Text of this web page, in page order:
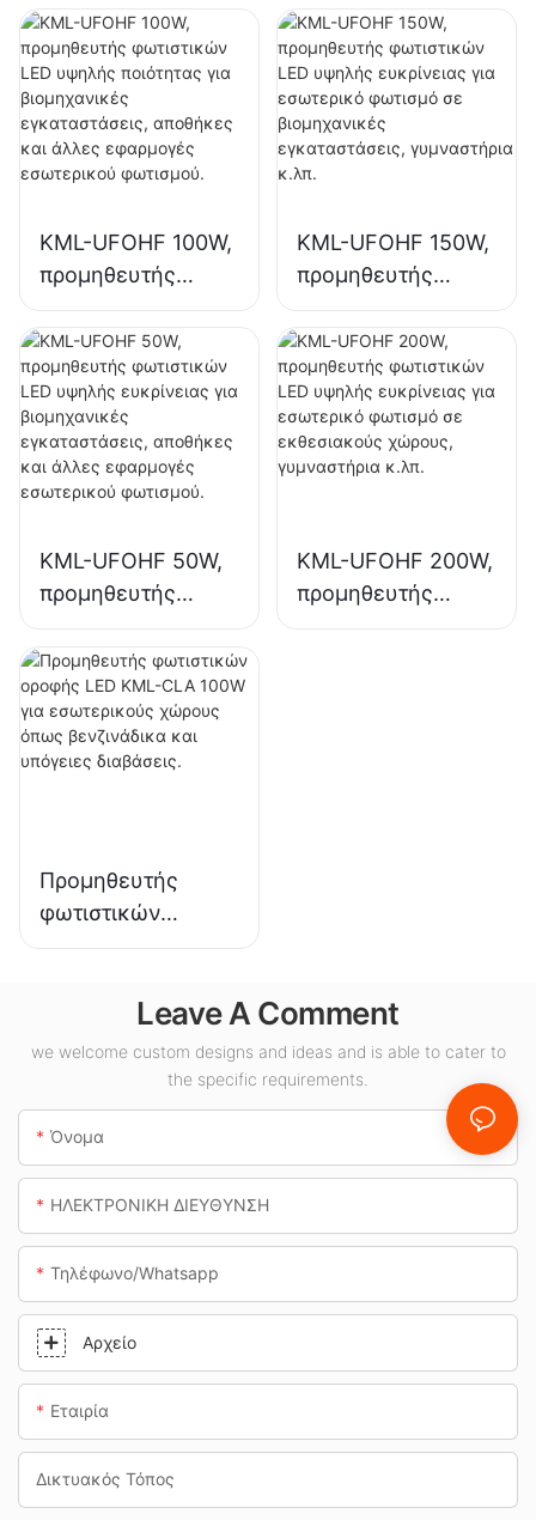
KML-UFOHF 100W,
προμηθευτής
φωτιστικών LED
υψηλής ποιότητας
για βιομηχανικές
εγκαταστάσεις,
αποθήκες και
άλλες εφαρμογές
εσωτερικού
KML-UFOHF 150W,
προμηθευτής
φωτιστικών LED
υψηλής ευκρίνειας
για εσωτερικό
φωτισμό σε
βιομηχανικές
εγκαταστάσεις,
KML-UFOHF 50W,
προμηθευτής
φωτιστικών LED
υψηλής ευκρίνειας
για βιομηχανικές
εγκαταστάσεις,
αποθήκες και
KML-UFOHF 200W,
προμηθευτής
φωτιστικών LED
Προμηθευτής
φωτιστικών
οροφής LED KML-
εσωτερικούς
χώρους όπως
βενζινάδικα και
υπόγειες
διαβάσεις.
Leave A Comment
we welcome custom designs and ideas and is able to cater to
the specific requirements.
Όνομα
ΗΛΕΚΤΡΟΝΙΚΗ ΔΙΕΥΘΥΝΣΗ
Τηλέφωνο/whatsapp
Αρχείο
Εταιρία
Δικτυακός Τόπος